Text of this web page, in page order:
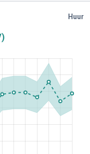
Huur